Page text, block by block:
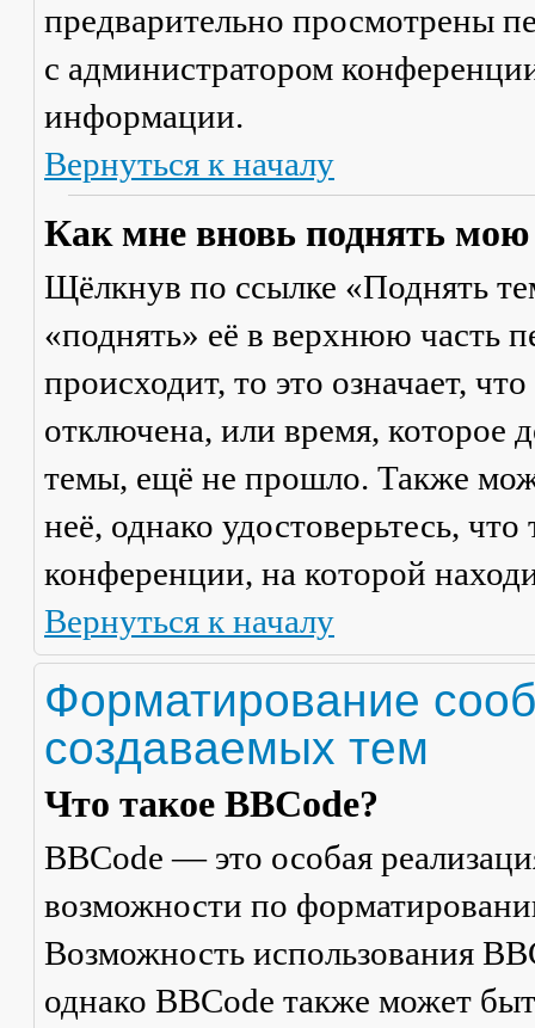
предварительно просмотрены
с администратором
информации.
Вернуться к началу
Как мне вновь поднять мою
Щёлкнув по ссылке «Поднять
«поднять» её в верхнюю часть
происходит, то это означает,
отключена, или время, которое
темы, ещё не прошло. Также
неё, однако удостоверьтесь,
конференции, на которой
Вернуться к началу
Форматирование
создаваемых тем
Что такое BBCode?
BBCode — это особая
возможности по
Возможность использования
однако BBCode также может